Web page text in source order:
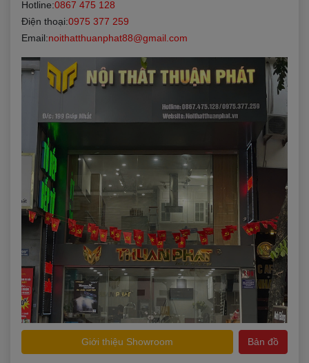
Hotline:0867 475 128
Điện thoại:0975 377 259
Email:noithatthuanphat88@gmail.com
Giới thiệu Showroom Bản đồ
Đăng ký khảo sát – Thiết
kế miễn phí
Vui lòng điền thông tin để nhận tư vấn miễn phí
Loại tủ bếp quan tâm?
Tủ Bếp Inox
Tủ Bếp Nhựa
Tủ Bếp Gỗ Tự Nhiên
Tủ Bếp Gỗ Công Nghiệp
Thời gian muốn khảo sát